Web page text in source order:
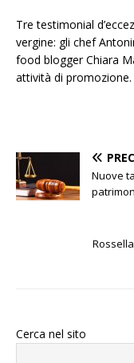
Tre testimonial
vergine: gli chef
food blogger Chiara
attività di promozione.
Nuove
Cerca nel sito